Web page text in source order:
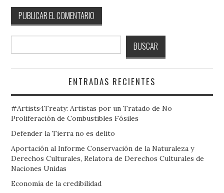
BUSCAR
ENTRADAS RECIENTES
#Artists4Treaty: Artistas por un Tratado de No
Proliferación de Combustibles Fósiles
Defender la Tierra no es delito
Aportación al Informe Conservación de la Naturaleza y
Derechos Culturales, Relatora de Derechos Culturales de
Naciones Unidas
Economía de la credibilidad